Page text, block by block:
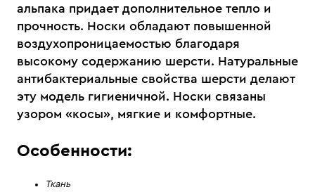
альпака придает дополнительное тепло и
прочность. Носки обладают повышенной
воздухопроницаемостью благодаря
высокому содержанию шерсти. Натуральные
антибактериальные свойства шерсти делают
эту модель гигиеничной. Носки связаны
узором «косы», мягкие и комфортные.
Особенности:
Ткань